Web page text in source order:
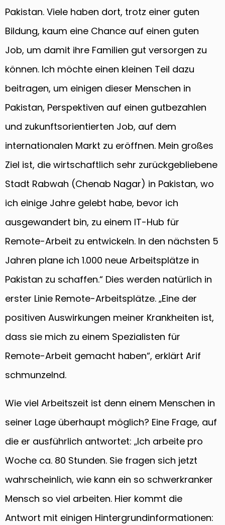
Pakistan. Viele haben dort, trotz einer guten
Bildung, kaum eine Chance auf einen guten
Job, um damit ihre Familien gut versorgen zu
können. Ich möchte einen kleinen Teil dazu
beitragen, um einigen dieser Menschen in
Pakistan, Perspektiven auf einen gutbezahlen
und zukunftsorientierten Job, auf dem
internationalen Markt zu eröffnen. Mein großes
Ziel ist, die wirtschaftlich sehr zurückgebliebene
Stadt Rabwah (Chenab Nagar) in Pakistan, wo
ich einige Jahre gelebt habe, bevor ich
ausgewandert bin, zu einem IT-Hub für
Remote-Arbeit zu entwickeln. In den nächsten 5
Jahren plane ich 1.000 neue Arbeitsplätze in
Pakistan zu schaffen.“ Dies werden natürlich in
erster Linie Remote-Arbeitsplätze. „Eine der
positiven Auswirkungen meiner Krankheiten ist,
dass sie mich zu einem Spezialisten für
Remote-Arbeit gemacht haben“, erklärt Arif
schmunzelnd.
Wie viel Arbeitszeit ist denn einem Menschen in
seiner Lage überhaupt möglich? Eine Frage, auf
die er ausführlich antwortet: „Ich arbeite pro
Woche ca. 80 Stunden. Sie fragen sich jetzt
wahrscheinlich, wie kann ein so schwerkranker
Mensch so viel arbeiten. Hier kommt die
Antwort mit einigen Hintergrundinformationen: